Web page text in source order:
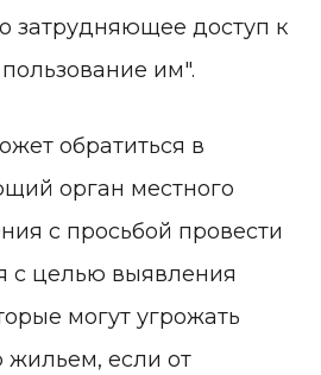
затрудняющее доступ к
им".
обратиться в
орган местного
с просьбой провести
с целью выявления
могут угрожать
жильем, если от